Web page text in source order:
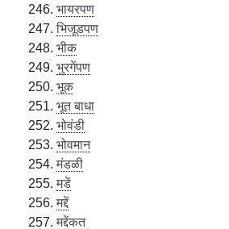
भायरपण
भिजूडपण
भीक
भुरगेंपण
भूक
भूत बाधा
भोवंडी
भोवमान
मंडळी
मडें
मद्दें
मद्देंकत